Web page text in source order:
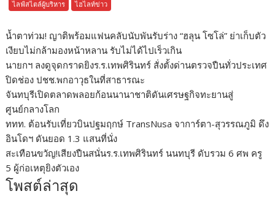
ไลฟ์สไตล์ผู้บริหาร ไฮไลท์ข่าว
น้ำตาท่วม! ญาติพร้อมแฟนคลับนับพันรับร่าง “ฮลุน โซโล่” ย่าเก็บตัว
เงียบไม่กล้ามองหน้าหลาน รับไม่ได้ไปเร็วเกิน
นายกฯ ลงดูจุดกราดยิงร.ร.เทพศิรินทร์ สั่งตั้งด่านตรวจปืนทั่วประเทศ
ปิดช่อง ปชช.พกอาวุธในที่สาธารณะ
จันทบุรีเปิดตลาดพลอยก้อนนานาชาติดันเศรษฐกิจทะยานสู่
ศูนย์กลางโลก
ททท. ต้อนรับเที่ยวบินปฐมฤกษ์ TransNusa จาการ์ตา-สุวรรณภูมิ ดึง
อินโดฯ ดันยอด 1.3 แสนที่นั่ง
สะเทือนขวัญ!เสียงปืนสนั่นร.ร.เทพศิรินทร์ นนทบุรี ดับรวม 6 ศพ ครู
5 ผู้ก่อเหตุยิงตัวเอง
โพสต์ล่าสุด